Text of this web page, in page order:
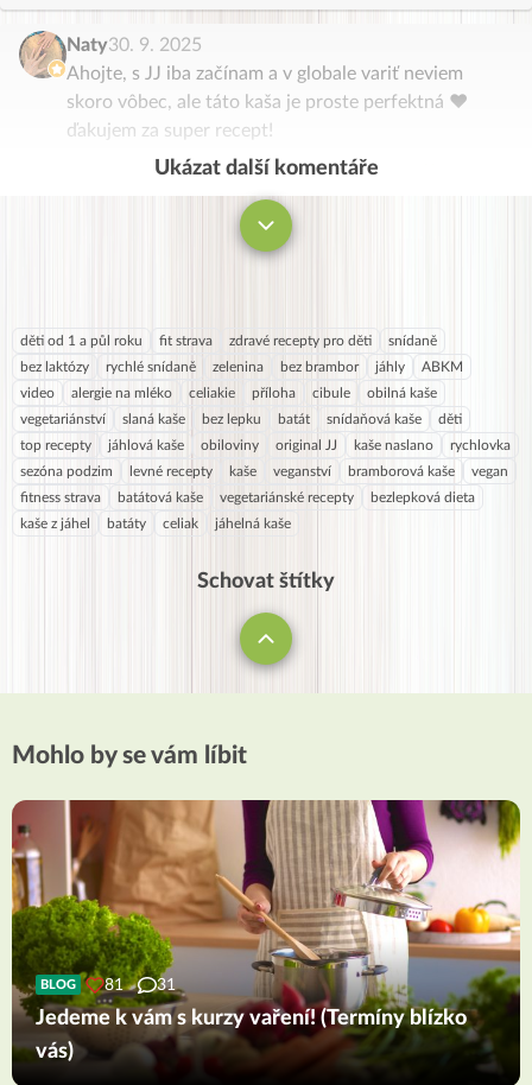
Naty30. 9. 2025
Ahojte, s JJ iba začínam a v globale variť neviem
skoro vôbec, ale táto kaša je proste perfektná ❤️
ďakujem za super recept!
Ukázat další komentáře
děti od 1 a půl roku fit strava zdravé recepty pro děti
snídaně
bez laktózy
rychlé snídaně zelenina bez brambor jáhly
ABKM
video
alergie na mléko celiakie příloha cibule
obilná kaše
vegetariánství
slaná kaše bez lepku batát snídaňová kaše
děti
top recepty
jáhlová kaše obiloviny original JJ kaše naslano
rychlovka
sezóna podzim
levné recepty kaše veganství bramborová kaše
vegan
fitness strava
batátová kaše vegetariánské recepty
bezlepková dieta
kaše z jáhel
batáty celiak jáhelná kaše
Schovat štítky
Mohlo by se vám líbit
BLOG 81 31
Jedeme k vám s kurzy vaření! (Termíny blízko
vás)